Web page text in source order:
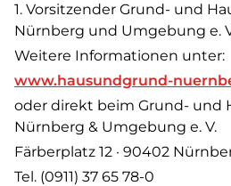
1. Vorsitzender Grund- und
Nürnberg und Umgebung e.
Weitere Informationen unter:
www.hausundgrund-
oder direkt beim Grund- und
Nürnberg & Umgebung e. V.
Färberplatz 12 · 90402
Tel. (0911) 37 65 78-0